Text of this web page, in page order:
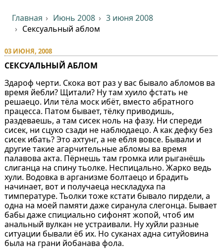
Главная Июнь 2008
3 июня 2008
Сексуальный аблом
03 ИЮНЯ, 2008
СЕКСУАЛЬНЫЙ АБЛОМ
Здароф черти. Скока вот раз у вас бывало абломов ва
время йебли? Щитали? Ну там хуило фстать не
решаецо. Или тёла моск ибёт, вместо абратного
працесса. Патом бывает, тёлку приводишь,
раздеваешь, а там сисек ноль на фазу. Ни спереди
сисек, ни сцуко сзади не наблюдаецо. А как дефку без
сисек ибать? Это ахтунг, а не ебля вовсе. Бывали и
другие такие агарчительные абломы ва время
палавова акта. Пёрнешь там громка или рыганёшь
слиганца на спину тьолке. Неспицально. Жарко ведь
хули. Водовка в арганизме болтаецо и брадить
начинает, вот и получаеца нескладуха па
тимпературе. Тьолки тоже кстати бывало пирдели, а
одна на моей памяти даже сиранула слегонца. Бывает
бабы даже спициально сифонят жопой, чтоб им
анальный вулкан не устраивали. Ну хуйли разные
ситуации бывали ёб их. Но суканах адна ситуйовина
была на грани йобанава фола.